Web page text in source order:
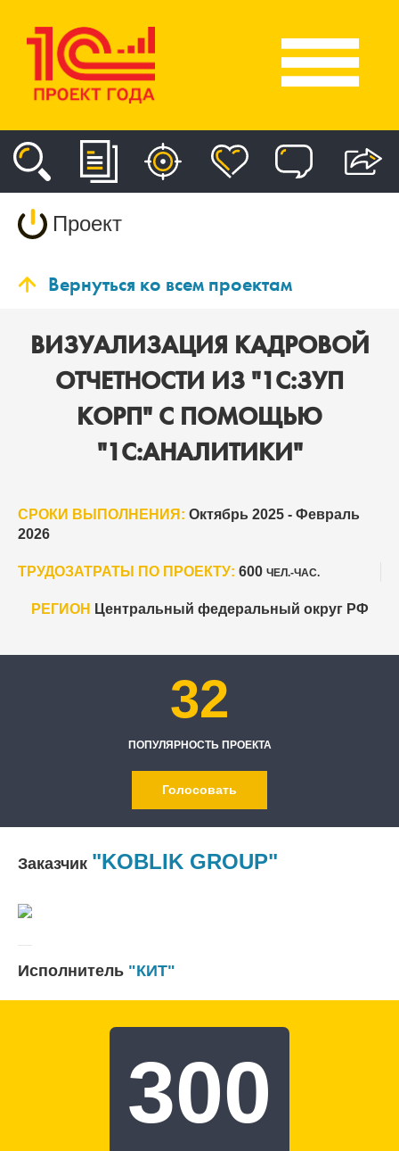
Проект
Вернуться ко всем проектам
ВИЗУАЛИЗАЦИЯ КАДРОВОЙ
ОТЧЕТНОСТИ ИЗ "1С:ЗУП
КОРП" С ПОМОЩЬЮ
"1С:АНАЛИТИКИ"
СРОКИ ВЫПОЛНЕНИЯ: Октябрь 2025 - Февраль
2026
ТРУДОЗАТРАТЫ ПО ПРОЕКТУ: 600 ЧЕЛ.-ЧАС.
РЕГИОН Центральный федеральный округ РФ
32
ПОПУЛЯРНОСТЬ ПРОЕКТА
Голосовать
Заказчик "KOBLIK GROUP"
Исполнитель "КИТ"
300